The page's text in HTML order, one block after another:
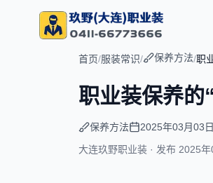
首页/服装常识/ 保养方法/职
职业装保养的
保养方法 2025年03月03日
大连玖野职业装 · 发布 2025年